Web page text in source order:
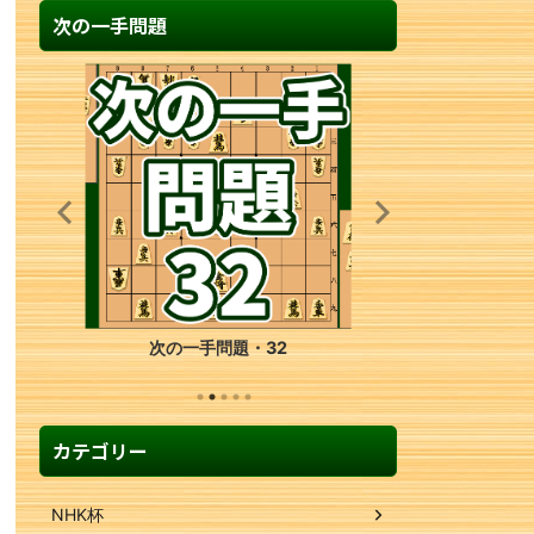
次の一手問題
次の一手問題・11
カテゴリー
NHK杯